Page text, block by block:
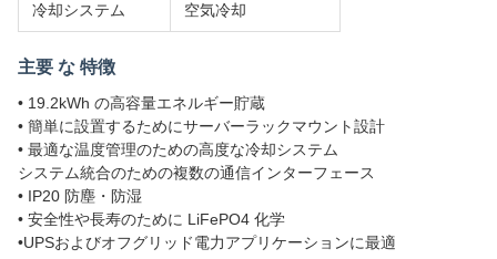
冷却システム 空気冷却
主要 な 特徴
• 19.2kWh の高容量エネルギー貯蔵
• 簡単に設置するためにサーバーラックマウント設計
• 最適な温度管理のための高度な冷却システム
システム統合のための複数の通信インターフェース
• IP20 防塵・防湿
• 安全性や長寿のために LiFePO4 化学
•UPSおよびオフグリッド電力アプリケーションに最適